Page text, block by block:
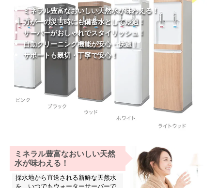
ミネラル豊富なおいしい天然水が味わえる！
万が一の災害時にも備蓄水として最適！
サーバーがおしゃれでスタイリッシュ！
自動クリーニング機能が安心・快適！
サポートも親切・丁寧で安心！
ミネラル豊富なおいしい天然
水が味わえる！
採水地から直送される新鮮な天然水
を、いつでもウォーターサーバーで